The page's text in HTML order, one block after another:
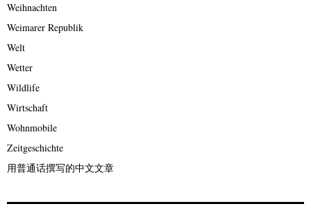
Weihnachten
Weimarer Republik
Welt
Wetter
Wildlife
Wirtschaft
Wohnmobile
Zeitgeschichte
用普通话撰写的中文文章